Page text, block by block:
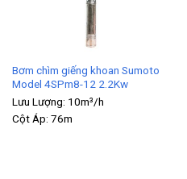
Bơm chìm giếng khoan Sumoto
Model 4SPm8-12 2.2Kw
Lưu Lượng: 10m³/h
Cột Áp: 76m